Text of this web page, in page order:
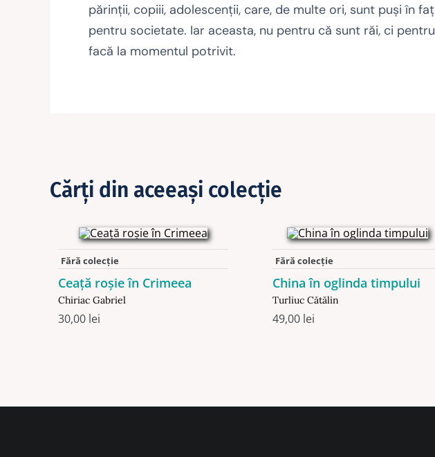
părinţii, copiii, adolescenţii, care, de multe ori, sunt puşi în
pentru societate. Iar aceasta, nu pentru că sunt răi, ci
facă la momentul potrivit.
Cărţi din aceeaşi colecţie
Fără colecție
Ceață roșie în Crimeea
Chiriac Gabriel
30,00 lei
Fără colecție
China în oglinda timpului
Turliuc Cătălin
49,00 lei